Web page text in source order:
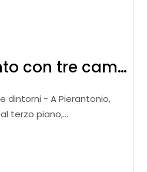
Appartamento con tre camere e garage
dintorni - A Pierantonio,
terzo piano,
spaziosi e ben
composta da u